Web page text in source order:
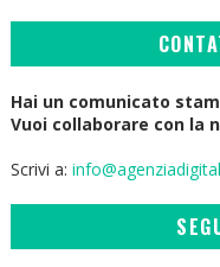
Hai un comunicato
Vuoi collaborare con la
Scrivi a: